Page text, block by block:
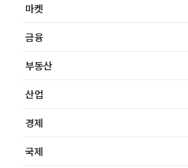
마켓
금융
부동산
산업
경제
국제